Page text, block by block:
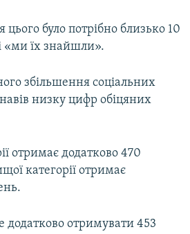
цього було потрібно близько 10
«ми їх знайшли».
збільшення соціальних
низку цифр обіцяних
отримає додатково 470
категорії отримає
додатково отримувати 453